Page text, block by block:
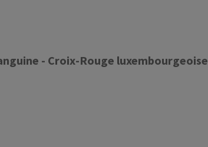
- Croix-Rouge luxembourgeoise